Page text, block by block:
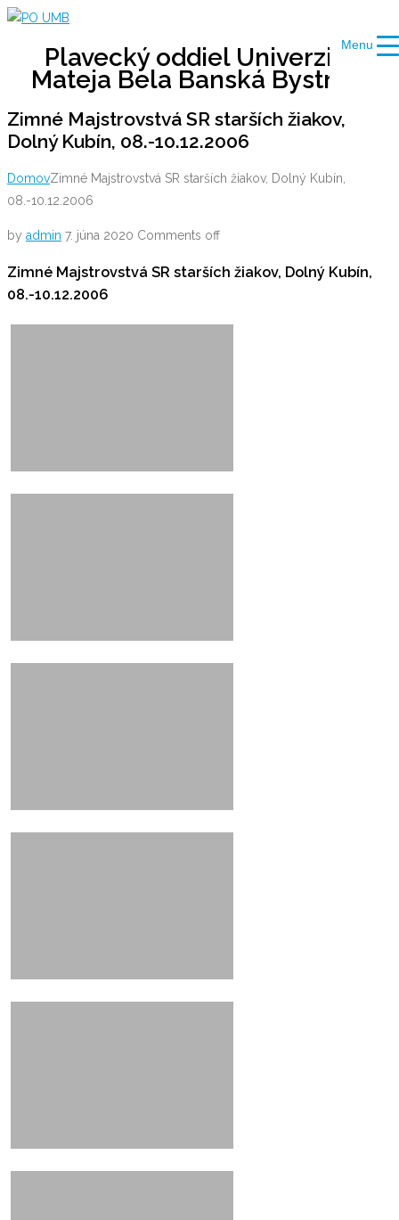
Skip
contentPlavecký oddiel Univerzity
Mateja Bela Banská Bystrica
Zimné Majstrovstvá SR starších žiakov,
Dolný Kubín, 08.-10.12.2006
DomovZimné Majstrovstvá SR starších žiakov, Dolný Kubín,
08.-10.12.2006
by admin 7. júna 2020 Comments off
Zimné Majstrovstvá SR starších žiakov, Dolný Kubín,
08.-10.12.2006
Menu